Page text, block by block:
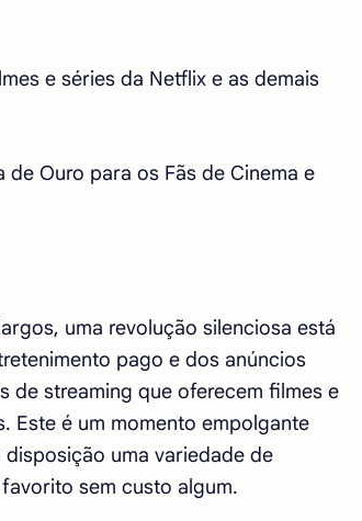
e séries da Netflix e as demais
Ouro para os Fãs de Cinema e
uma revolução silenciosa está
pago e dos anúncios
de streaming que oferecem filmes e
Este é um momento empolgante
uma variedade de
sem custo algum.